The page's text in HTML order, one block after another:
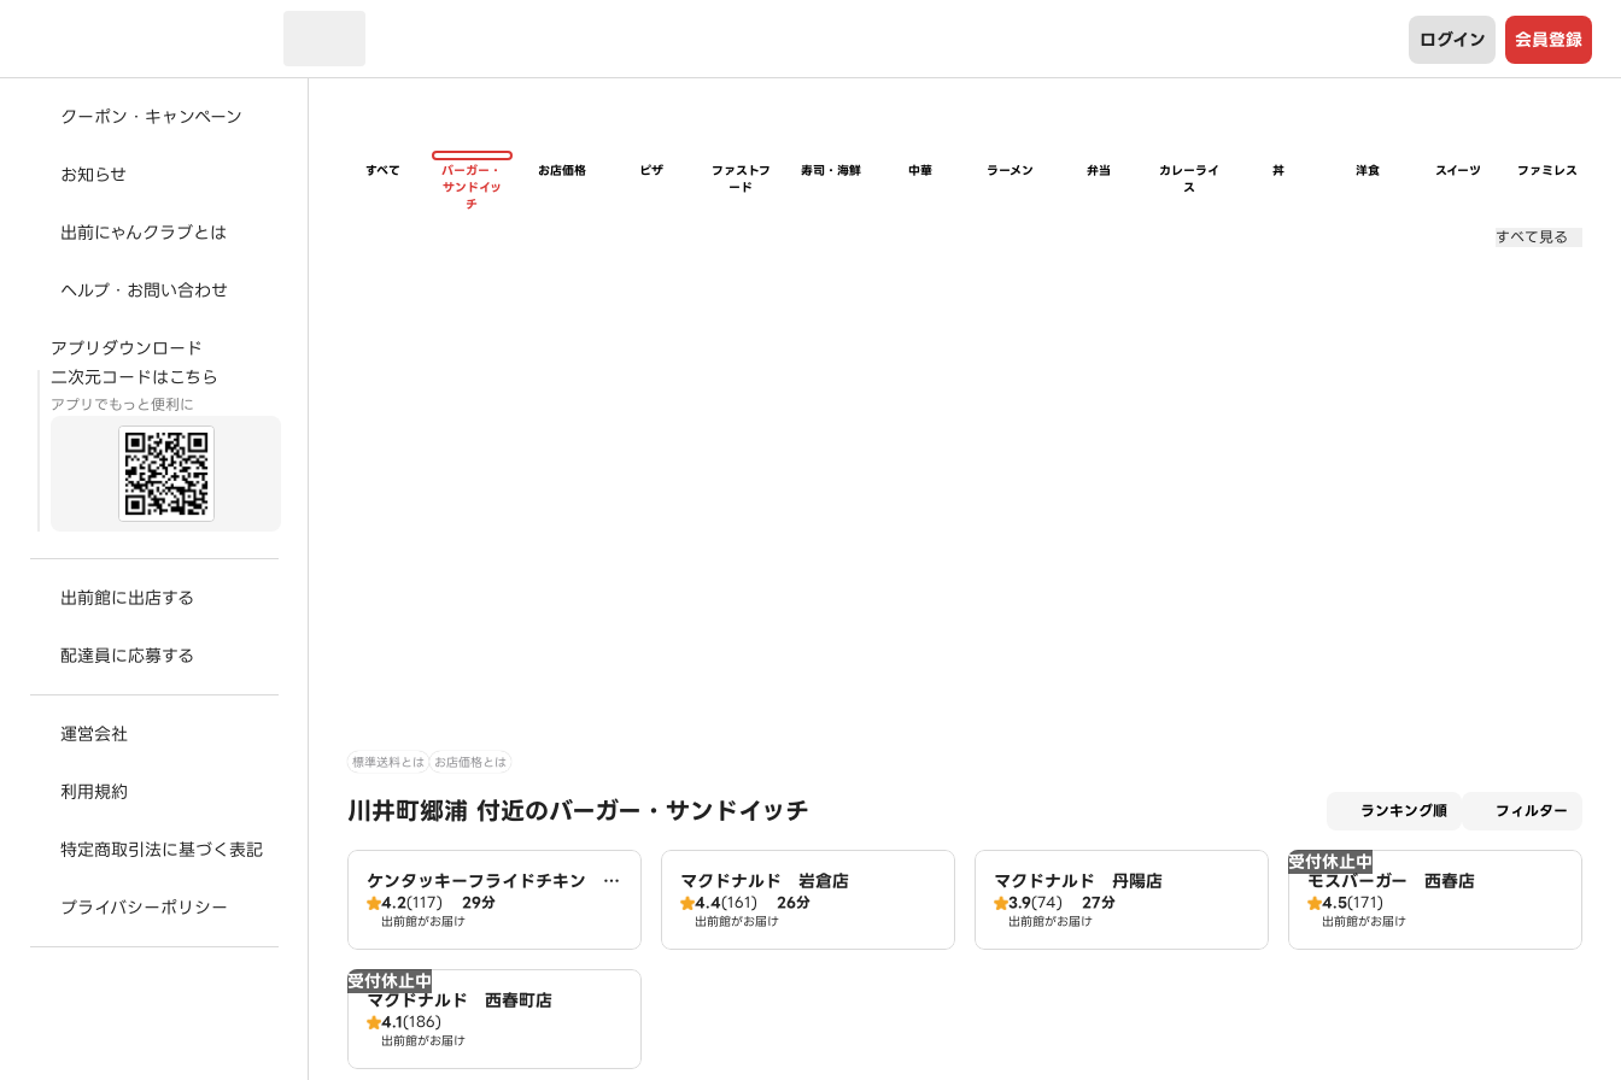
ログイン 会員登録
クーポン・キャンペーン
お知らせ
出前にゃんクラブとは
ヘルプ・お問い合わせ
アプリダウンロード
二次元コードはこちら
アプリでもっと便利に
出前館に出店する
配達員に応募する
運営会社
利用規約
特定商取引法に基づく表記
プライバシーポリシー
すべて
バーガー・
サンドイッ
チ
お店価格 ピザ
ファストフ
ード
寿司・海鮮 中華 ラーメン 弁当
カレーライ
ス
丼 洋食 スイーツ ファミレス
すべて見る
標準送料とは お店価格とは
川井町郷浦 付近のバーガー・サンドイッチ ランキング順 フィルター
ケンタッキーフライドチキン 岩
倉店
4.2(117) 29分
出前館がお届け
マクドナルド 岩倉店
4.4(161) 26分
出前館がお届け
マクドナルド 丹陽店
3.9(74) 27分
出前館がお届け
受付休止中
モスバーガー 西春店
4.5(171)
出前館がお届け
受付休止中
マクドナルド 西春町店
4.1(186)
出前館がお届け